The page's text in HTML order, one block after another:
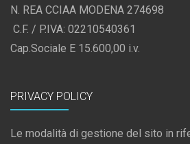
N. REA CCIAA MODENA 274698
C.F. / P.IVA: 02210540361
Cap.Sociale E 15.600,00 i.v.
PRIVACY POLICY
Le modalità di gestione del sito in